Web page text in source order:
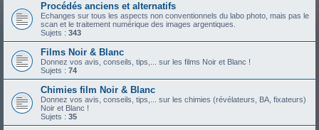
Procédés anciens et alternatifs
Echanges sur tous les aspects non conventionnels du labo photo, mais pas le
scan et le traitement numérique des images argentiques.
Sujets : 343
Films Noir & Blanc
Donnez vos avis, conseils, tips,... sur les films Noir et Blanc !
Sujets : 74
Chimies film Noir & Blanc
Donnez vos avis, conseils, tips,... sur les chimies (révélateurs, BA, fixateurs)
Noir et Blanc !
Sujets : 35